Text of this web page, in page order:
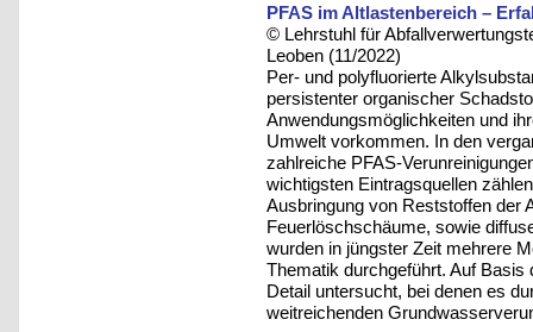
PFAS im Altlastenbereich –
© Lehrstuhl für
Leoben (11/2022)
Per- und polyfluorierte
persistenter organischer
Anwendungsmöglichkeiten und
Umwelt vorkommen. In den
zahlreiche PFAS-
wichtigsten Eintragsquellen
Ausbringung von Reststoffen der
Feuerlöschschäume, sowie
wurden in jüngster Zeit mehrere
Thematik durchgeführt. Auf
Detail untersucht, bei denen es
weitreichenden